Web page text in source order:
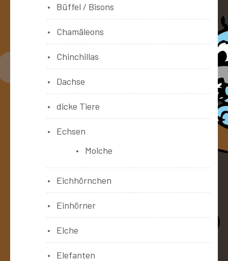
Büffel / Bisons
Chamäleons
Chinchillas
Dachse
dicke Tiere
Echsen
Molche
Eichhörnchen
Einhörner
Elche
Elefanten